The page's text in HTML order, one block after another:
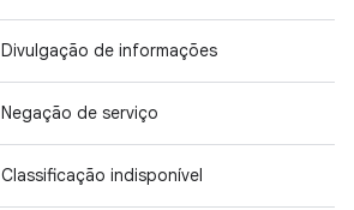
Divulgação de informações
Negação de serviço
Classificação indisponível